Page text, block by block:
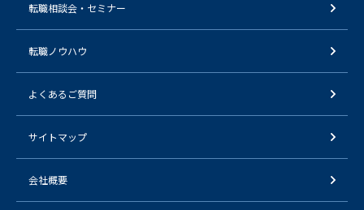
転職相談会・セミナー
転職ノウハウ
よくあるご質問
サイトマップ
会社概要